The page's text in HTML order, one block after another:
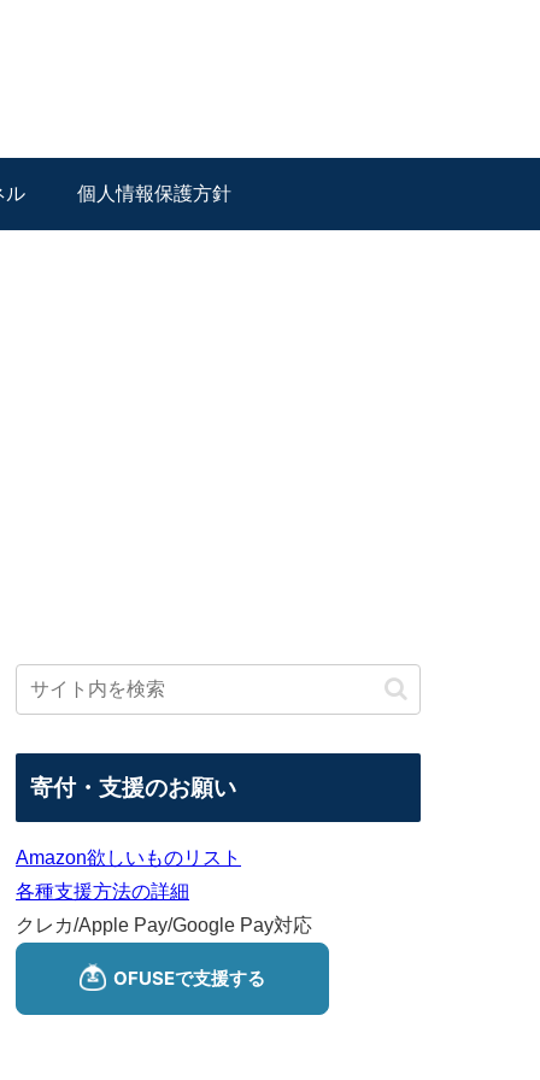
ル 個人情報保護方針
寄付・支援のお願い
Amazon欲しいものリスト
各種支援方法の詳細
クレカ/Apple Pay/Google Pay対応